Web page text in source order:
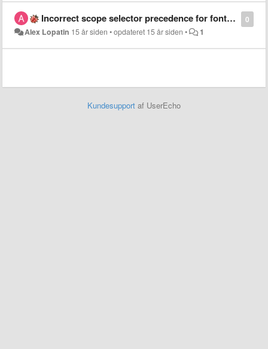
0
Incorrect scope selector precedence for fontStyle
Alex Lopatin 15 år siden •opdateret 15 år siden • 1
Kundesupport af UserEcho